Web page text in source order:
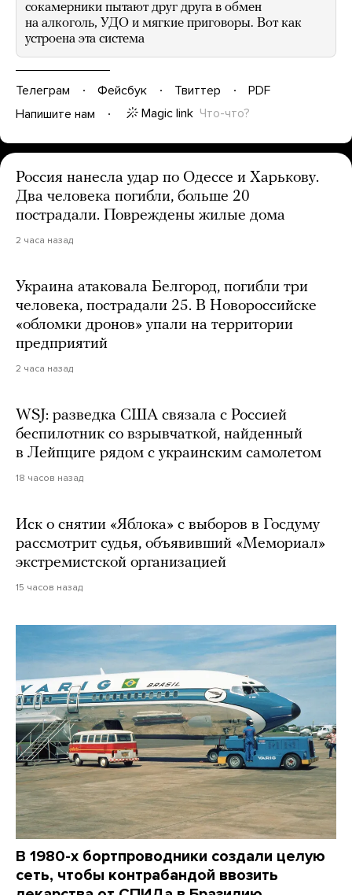
сокамерники пытают друг друга в обмен
на алкоголь, УДО и мягкие приговоры. Вот как
устроена эта система
Телеграм Фейсбук Твиттер
PDF
Напишите нам
Magic link Что-что?
Россия нанесла удар по Одессе и Харькову.
Два человека погибли, больше 20
пострадали. Повреждены жилые дома
2 часа назад
Украина атаковала Белгород, погибли три
человека, пострадали 25. В Новороссийске
«обломки дронов» упали на территории
предприятий
2 часа назад
WSJ: разведка США связала с Россией
беспилотник со взрывчаткой, найденный
в Лейпциге рядом с украинским самолетом
18 часов назад
Иск о снятии «Яблока» с выборов в Госдуму
рассмотрит судья, объявивший «Мемориал»
экстремистской организацией
15 часов назад
В 1980-х бортпроводники создали целую
сеть, чтобы контрабандой ввозить